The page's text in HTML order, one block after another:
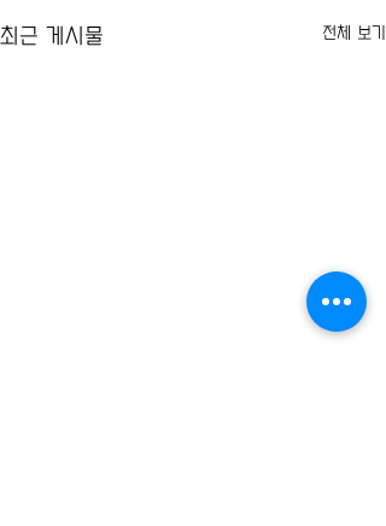
최근 게시물 전체 보기